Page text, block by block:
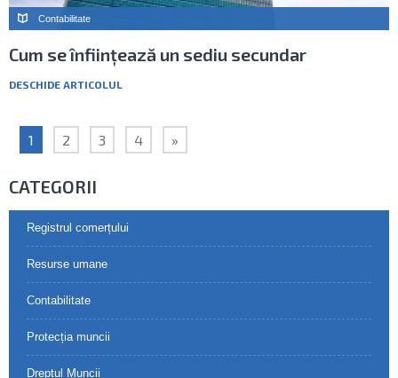
Contabilitate
Cum se înființează un sediu secundar
DESCHIDE ARTICOLUL
1 2 3 4 »
CATEGORII
Registrul comerțului
Resurse umane
Contabilitate
Protecția muncii
Dreptul Muncii